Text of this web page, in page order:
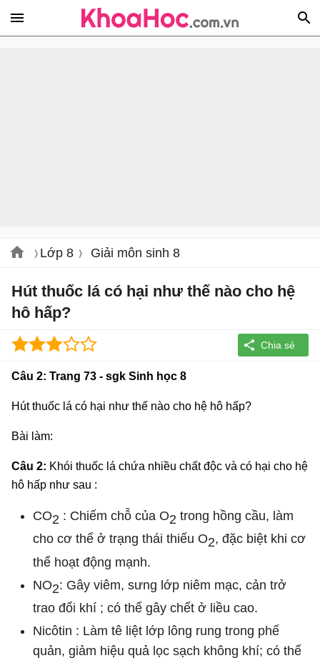
Lớp 8 Giải môn sinh 8
Hút thuốc lá có hại như thế nào cho hệ
hô hấp?
Câu 2: Trang 73 - sgk Sinh học 8
Hút thuốc lá có hại như thế nào cho hệ hô hấp?
Bài làm:
Câu 2: Khói thuốc lá chứa nhiều chất độc và có hại cho hệ
hô hấp như sau :
CO2 : Chiếm chỗ của O2 trong hồng cầu, làm
cho cơ thể ở trạng thái thiếu O2, đặc biệt khi cơ
thể hoạt động mạnh.
NO2: Gây viêm, sưng lớp niêm mạc, cản trở
trao đổi khí ; có thể gây chết ở liều cao.
Nicôtin : Làm tê liệt lớp lông rung trong phế
quản, giảm hiệu quả lọc sạch không khí; có thể